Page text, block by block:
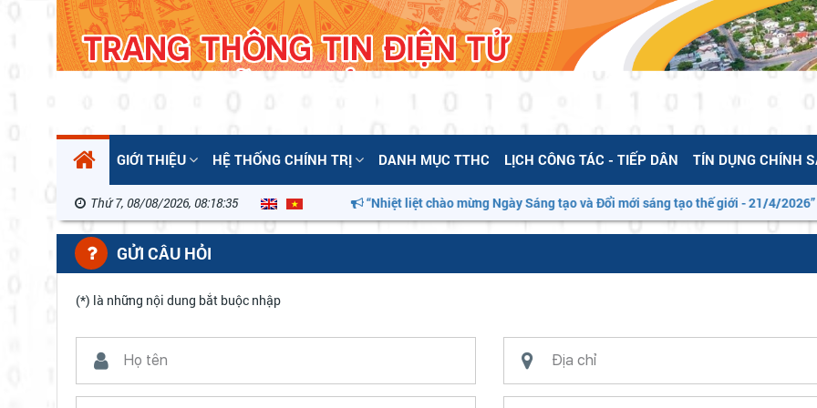
GIỚI THIỆU HỆ THỐNG CHÍNH TRỊ DANH MỤC TTHC LỊCH CÔNG TÁC - TIẾP DÂN TÍN DỤNG CHÍNH
Thứ 7, 08/08/2026, 08:18:35 “Nhiệt liệt chào mừng Ngày Sáng tạo và Đổi mới sáng tạo thế giới - 21/4/2026”
GỬI CÂU HỎI
(*) là những nội dung bắt buộc nhập